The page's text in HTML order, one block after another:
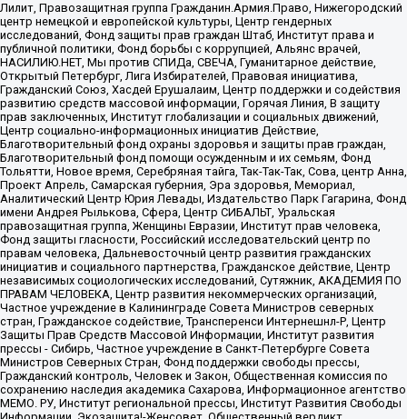
Лилит, Правозащитная группа Гражданин.Армия.Право, Нижегородский
центр немецкой и европейской культуры, Центр гендерных
исследований, Фонд защиты прав граждан Штаб, Институт права и
публичной политики, Фонд борьбы с коррупцией, Альянс врачей,
НАСИЛИЮ.НЕТ, Мы против СПИДа, СВЕЧА, Гуманитарное действие,
Открытый Петербург, Лига Избирателей, Правовая инициатива,
Гражданский Союз, Хасдей Ерушалаим, Центр поддержки и содействия
развитию средств массовой информации, Горячая Линия, В защиту
прав заключенных, Институт глобализации и социальных движений,
Центр социально-информационных инициатив Действие,
Благотворительный фонд охраны здоровья и защиты прав граждан,
Благотворительный фонд помощи осужденным и их семьям, Фонд
Тольятти, Новое время, Серебряная тайга, Так-Так-Так, Сова, центр Анна,
Проект Апрель, Самарская губерния, Эра здоровья, Мемориал,
Аналитический Центр Юрия Левады, Издательство Парк Гагарина, Фонд
имени Андрея Рылькова, Сфера, Центр СИБАЛЬТ, Уральская
правозащитная группа, Женщины Евразии, Институт прав человека,
Фонд защиты гласности, Российский исследовательский центр по
правам человека, Дальневосточный центр развития гражданских
инициатив и социального партнерства, Гражданское действие, Центр
независимых социологических исследований, Сутяжник, АКАДЕМИЯ ПО
ПРАВАМ ЧЕЛОВЕКА, Центр развития некоммерческих организаций,
Частное учреждение в Калининграде Совета Министров северных
стран, Гражданское содействие, Трансперенси Интернешнл-Р, Центр
Защиты Прав Средств Массовой Информации, Институт развития
прессы - Сибирь, Частное учреждение в Санкт-Петербурге Совета
Министров Северных Стран, Фонд поддержки свободы прессы,
Гражданский контроль, Человек и Закон, Общественная комиссия по
сохранению наследия академика Сахарова, Информационное агентство
МЕМО. РУ, Институт региональной прессы, Институт Развития Свободы